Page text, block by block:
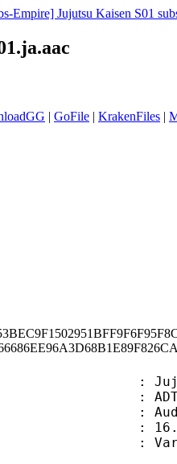
Empire] Jujutsu Kaisen S01
| GoFile | KrakenFiles |
Kaisen
Data
16.7
mode :